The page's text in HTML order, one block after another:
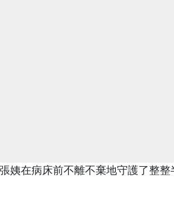
姨在病床前不離不棄地守護了整整